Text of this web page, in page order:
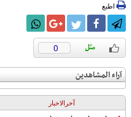
اطبع
0
آراء المشاهدين
آخرالاخبار